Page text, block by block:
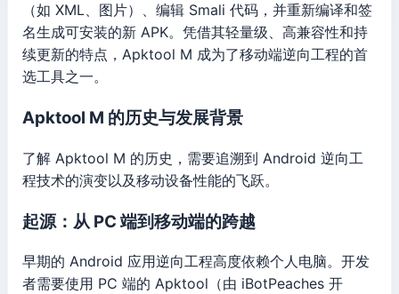
（如 XML、图片）、编辑 Smali 代码，并重新编译和签
名生成可安装的新 APK。凭借其轻量级、高兼容性和持
续更新的特点，Apktool M 成为了移动端逆向工程的首
选工具之一。
Apktool M 的历史与发展背景
了解 Apktool M 的历史，需要追溯到 Android 逆向工
程技术的演变以及移动设备性能的飞跃。
起源：从 PC 端到移动端的跨越
早期的 Android 应用逆向工程高度依赖个人电脑。开发
者需要使用 PC 端的 Apktool（由 iBotPeaches 开